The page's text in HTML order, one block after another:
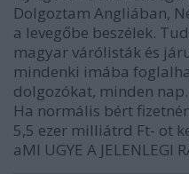
Dolgoztam Angliában,
a levegőbe beszélek.
magyar várólisták és
mindenki imába
dolgozókat, minden nap.
Ha normális bért
5,5 ezer milliátrd Ft- ot
aMI UGYE A JELENLEGI